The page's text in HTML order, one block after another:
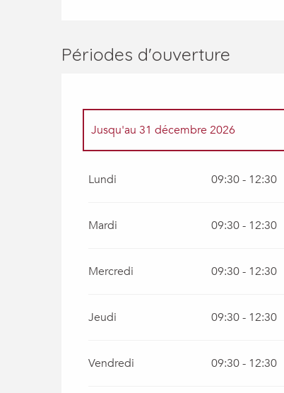
Périodes d'ouverture
Jusqu'au 31 décembre 2026
Jusqu'au
Lundi 09:30 - 12:30
Mardi 09:30 - 12:30
Mercredi 09:30 - 12:30
Jeudi 09:30 - 12:30
Vendredi 09:30 - 12:30